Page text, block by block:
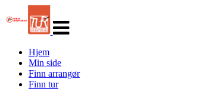
navigasjon
Hjem
Min side
Finn arrangør
Finn tur